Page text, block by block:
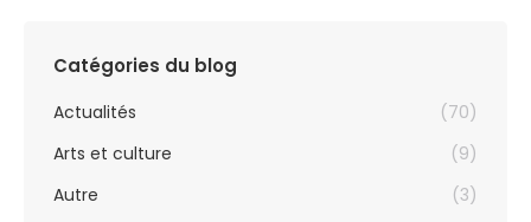
Catégories du blog
Actualités
(70)
Arts et culture
(9)
Autre
(3)